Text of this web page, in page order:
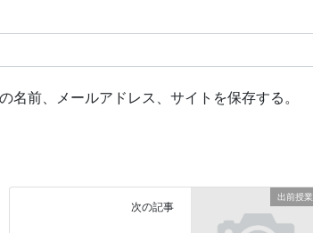
名前、メールアドレス、サイトを保存する。
出前授業
次の記事